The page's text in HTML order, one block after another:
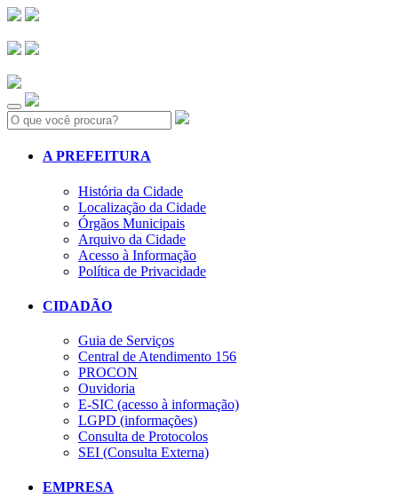
Search:
A PREFEITURA
História da Cidade
Localização da Cidade
Órgãos Municipais
Arquivo da Cidade
Acesso à Informação
Política de Privacidade
CIDADÃO
Guia de Serviços
Central de Atendimento 156
PROCON
Ouvidoria
E-SIC (acesso à informação)
LGPD (informações)
Consulta de Protocolos
SEI (Consulta Externa)
EMPRESA